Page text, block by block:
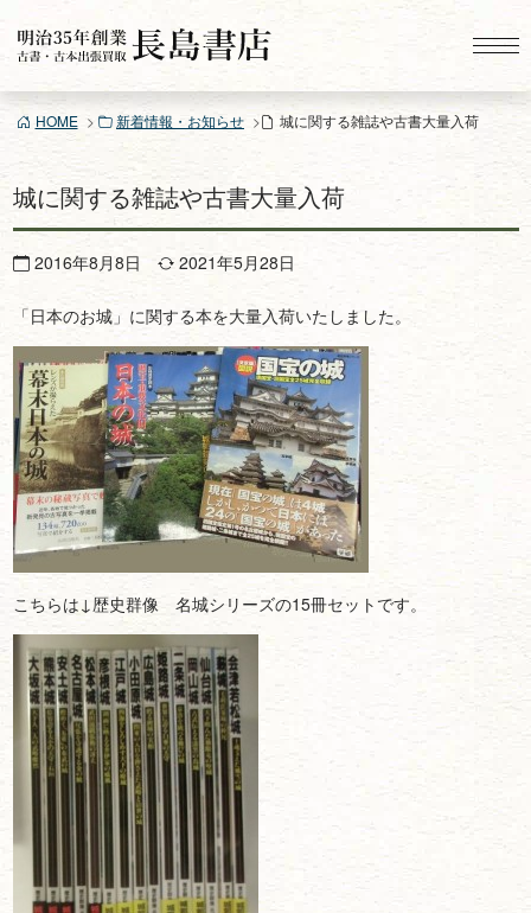
ン
ツ
ス
キ
プ
HOME 新着情報・お知らせ 城に関する雑誌や古書大量入荷
城に関する雑誌や古書大量入荷
2016年8月8日 2021年5月28日
「日本のお城」に関する本を大量入荷いたしました。
こちらは↓歴史群像 名城シリーズの15冊セットです。